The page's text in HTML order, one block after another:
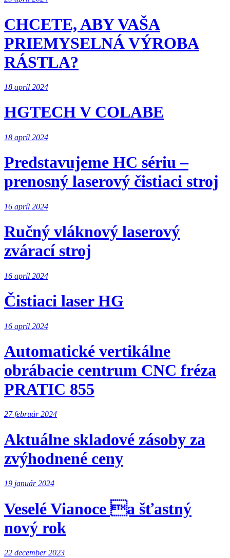
CHCETE, ABY VAŠA
PRIEMYSELNÁ VÝROBA
RÁSTLA?
18 apríl 2024
HGTECH V COLABE
18 apríl 2024
Predstavujeme HC sériu –
prenosný laserový čistiaci stroj
16 apríl 2024
Ručný vláknový laserový
zvárací stroj
16 apríl 2024
Čistiaci laser HG
16 apríl 2024
Automatické vertikálne
obrábacie centrum CNC fréza
PRATIC 855
27 február 2024
Aktuálne skladové zásoby za
zvýhodnené ceny
19 január 2024
Veselé Vianoce a šťastný
nový rok
22 december 2023